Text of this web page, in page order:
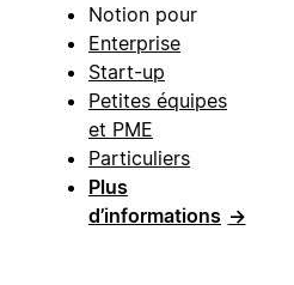
Notion pour
Enterprise
Start-up
Petites équipes
et PME
Particuliers
Plus
d’informations →